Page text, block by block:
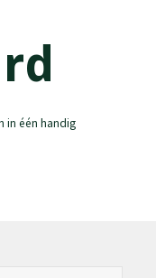
in één handig